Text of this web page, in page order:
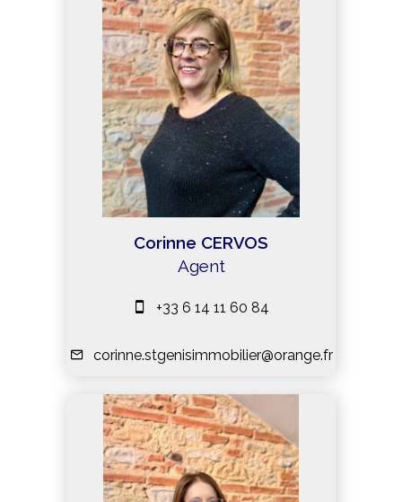
Corinne CERVOS
Agent
+33 6 14 11 60 84
corinne.stgenisimmobilier@orange.fr